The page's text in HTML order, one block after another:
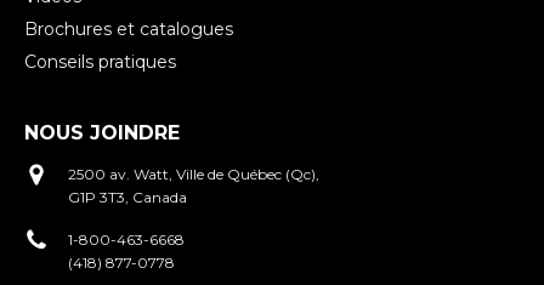
Brochures et catalogues
Conseils pratiques
NOUS JOINDRE
2500 av. Watt, Ville de Québec (Qc),
G1P 3T3, Canada
1-800-463-6668
(418) 877-0778